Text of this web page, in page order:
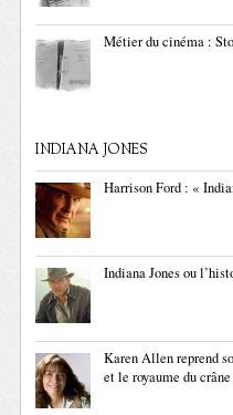
Métier du cinéma :
INDIANA JONES
Harrison Ford : «
Indiana Jones ou
Karen Allen reprend
et le royaume du